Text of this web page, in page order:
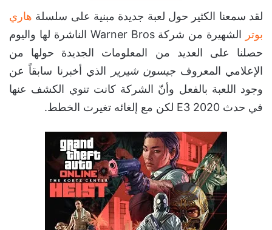
لقد سمعنا الكثير حول لعبة جديدة مبنية على سلسلة هاري
بوتر
الشهيرة من شركة Warner Bros الناشرة لها واليوم
حصلنا على العديد من المعلومات الجديدة حولها من
الإعلامي المعروف جيسون شيرير
الذي أخبرنا سابقاً عن
وجود اللعبة بالفعل وأنّ الشركة كانت تنوي الكشف عنها
في حدث E3 2020 لكن مع إلغائه تغيرت الخطط.